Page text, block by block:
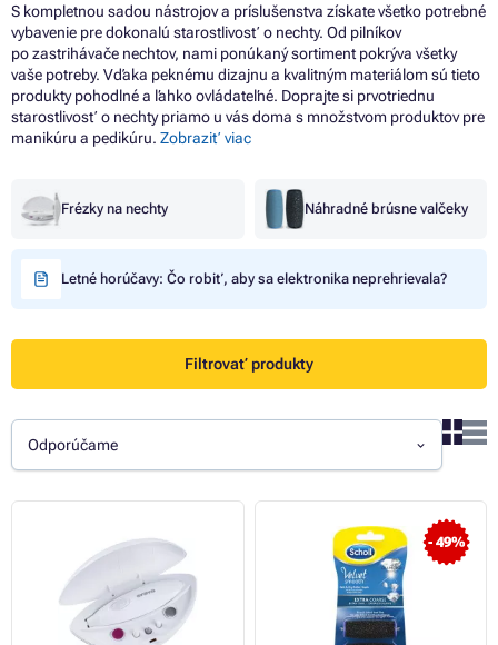
S kompletnou sadou nástrojov a príslušenstva získate všetko potrebné
vybavenie pre dokonalú starostlivosť o nechty. Od pilníkov
po zastrihávače nechtov, nami ponúkaný sortiment pokrýva všetky
vaše potreby. Vďaka peknému dizajnu a kvalitným materiálom sú tieto
produkty pohodlné a ľahko ovládateľné. Doprajte si prvotriednu
starostlivosť o nechty priamo u vás doma s množstvom produktov pre
manikúru a pedikúru. Zobraziť viac
Frézky na nechty Náhradné brúsne valčeky
Letné horúčavy: Čo robiť, aby sa elektronika neprehrievala?
Filtrovať produkty
Odporúčame
- 49%